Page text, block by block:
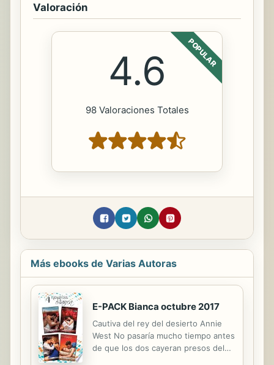
Valoración
POPULAR
4.6
98 Valoraciones Totales
Más ebooks de Varias Autoras
E-PACK Bianca octubre 2017
Cautiva del rey del desierto Annie
West No pasaría mucho tiempo antes
de que los dos cayeran presos del